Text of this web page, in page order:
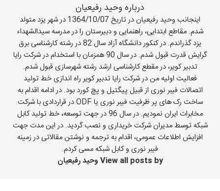
درباره وحید رفیعیان
اینجانب وحید رفیعیان در تاریخ 1364/10/07 در شهر یزد متولد
شدم. مقاطع ابتدایی، راهنمایی و دبیرستان را در مدرسه سیدالشهداء
یزد گذراندم. در کنکور دانشگاه آزاد سال 82 در رشته کارشناسی برق
گرایش قدرت قبول شدم. در سال 90 همزمان با استخدام در شرکت رایا
تدبیر کویر، در مقطع کارشناسی ارشد رشته شهرسازی قبول شدم.
فعالیت اولیه من در شرکت رایا تدبیر کویر راه اندازی خط تولید
اتصالات فیبر نوری از قبیل پیگتیل و پچ کورد بود. در ادامه اقدام به
ساخت رک های پر ظرفیت فیبر نوری یا ODF در قراردادی با شرکت
مخابرات ایران نمودیم. در سال 96 در جهت توسعه، خط تولید کابل
شبکه توسط مدیران شرکت خریداری و نصب گردید. در این مدت جهت
افزایش اطلاعات عمومی، اقدام به ترجمه و نوشتن مقالاتی در زمینه
فیبر نوری و کابل شبکه مسی کردم.
View all posts by وحید رفیعیان